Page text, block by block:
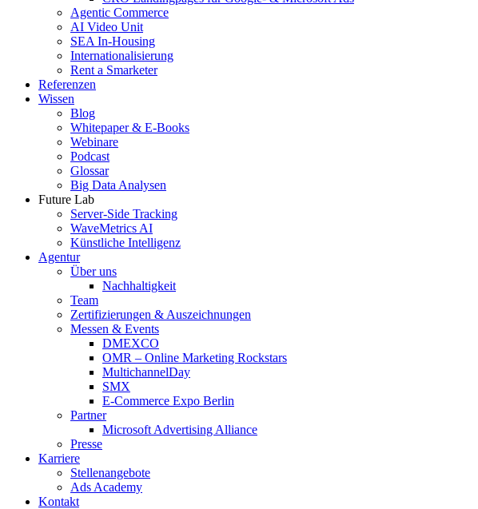
Agentic Commerce
AI Video Unit
SEA In-Housing
Internationalisierung
Rent a Smarketer
Referenzen
Wissen
Blog
Whitepaper & E-Books
Webinare
Podcast
Glossar
Big Data Analysen
Future Lab
Server-Side Tracking
WaveMetrics AI
Künstliche Intelligenz
Agentur
Über uns
Nachhaltigkeit
Team
Zertifizierungen & Auszeichnungen
Messen & Events
DMEXCO
OMR – Online Marketing Rockstars
MultichannelDay
SMX
E-Commerce Expo Berlin
Partner
Microsoft Advertising Alliance
Presse
Karriere
Stellenangebote
Ads Academy
Kontakt